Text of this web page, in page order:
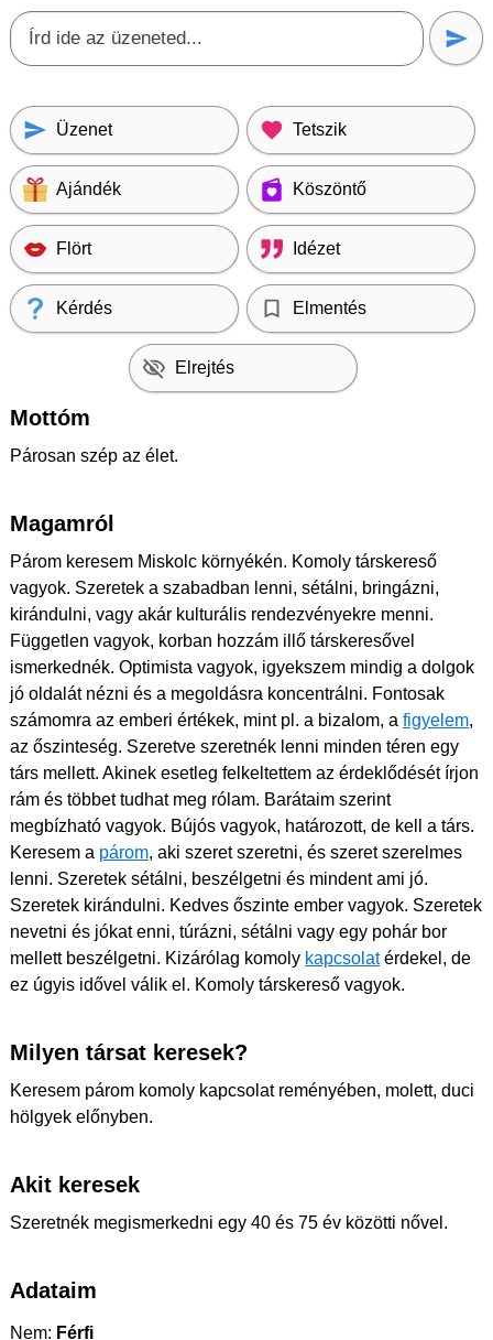
Üzenet Tetszik
Ajándék Köszöntő
Flört Idézet
Kérdés Elmentés
Elrejtés
Mottóm
Párosan szép az élet.
Magamról
Párom keresem Miskolc környékén. Komoly társkereső
vagyok. Szeretek a szabadban lenni, sétálni, bringázni,
kirándulni, vagy akár kulturális rendezvényekre menni.
Független vagyok, korban hozzám illő társkeresővel
ismerkednék. Optimista vagyok, igyekszem mindig a dolgok
jó oldalát nézni és a megoldásra koncentrálni. Fontosak
számomra az emberi értékek, mint pl. a bizalom, a figyelem,
az őszinteség. Szeretve szeretnék lenni minden téren egy
társ mellett. Akinek esetleg felkeltettem az érdeklődését írjon
rám és többet tudhat meg rólam. Barátaim szerint
megbízható vagyok. Bújós vagyok, határozott, de kell a társ.
Keresem a párom, aki szeret szeretni, és szeret szerelmes
lenni. Szeretek sétálni, beszélgetni és mindent ami jó.
Szeretek kirándulni. Kedves őszinte ember vagyok. Szeretek
nevetni és jókat enni, túrázni, sétálni vagy egy pohár bor
mellett beszélgetni. Kizárólag komoly kapcsolatérdekel, de
ez úgyis idővel válik el. Komoly társkereső vagyok.
Milyen társat keresek?
Keresem párom komoly kapcsolat reményében, molett, duci
hölgyek előnyben.
Akit keresek
Szeretnék megismerkedni egy 40 és 75 év közötti nővel.
Adataim
Nem: Férfi